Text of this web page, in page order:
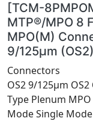
[TCM-
MTP®/MPO 8
MPO(M)
9/125μm
Connectors
OS2 9/125μm OS2
Type Plenum MPO
Mode Single